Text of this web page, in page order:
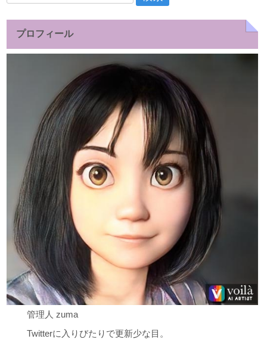
プロフィール
管理人 zuma
Twitterに入りびたりで更新少な目。